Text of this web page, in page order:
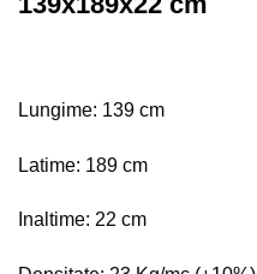
Lungime: 139 cm
Latime: 189 cm
Inaltime: 22 cm